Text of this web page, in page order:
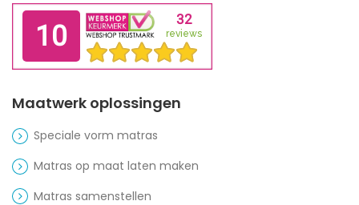
Maatwerk oplossingen
Speciale vorm matras
Matras op maat laten maken
Matras samenstellen